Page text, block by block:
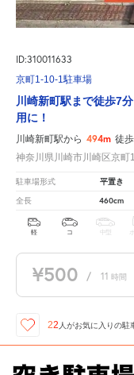
ID:310011633
京町1-10-1駐車場
川崎新町駅まで徒歩7
用に！
川崎新町駅から 494m 徒歩
神奈川県川崎市川崎区京町
駐車場形式 平置き
全長 460cm
軽 コ 中型
¥500 / 11 時間
22 人がお気に入りの駐